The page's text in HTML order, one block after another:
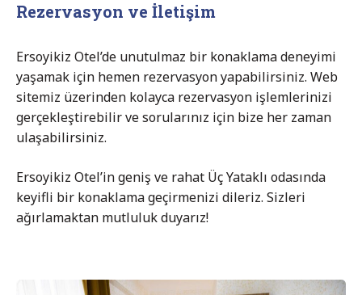
Rezervasyon ve İletişim
Ersoyikiz Otel’de unutulmaz bir konaklama deneyimi
yaşamak için hemen rezervasyon yapabilirsiniz. Web
sitemiz üzerinden kolayca rezervasyon işlemlerinizi
gerçekleştirebilir ve sorularınız için bize her zaman
ulaşabilirsiniz.
Ersoyikiz Otel’in geniş ve rahat Üç Yataklı odasında
keyifli bir konaklama geçirmenizi dileriz. Sizleri
ağırlamaktan mutluluk duyarız!